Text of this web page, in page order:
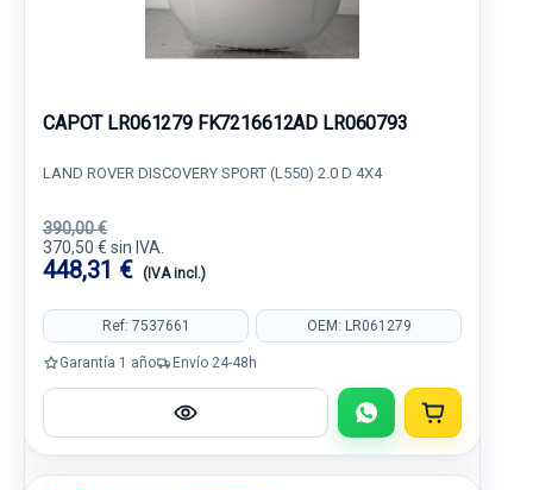
CAPOT LR061279 FK7216612AD LR060793
LAND ROVER DISCOVERY SPORT (L550) 2.0 D 4X4
390,00 €
370,50 € sin IVA.
448,31 € (IVA incl.)
Ref: 7537661 OEM: LR061279
Garantía 1 año Envío 24-48h